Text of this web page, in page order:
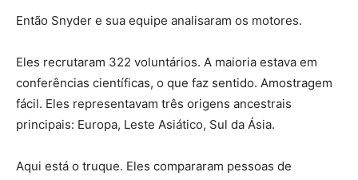
Então Snyder e sua equipe analisaram os motores.
Eles recrutaram 322 voluntários. A maioria estava em
conferências científicas, o que faz sentido. Amostragem
fácil. Eles representavam três origens ancestrais
principais: Europa, Leste Asiático, Sul da Ásia.
Aqui está o truque. Eles compararam pessoas de